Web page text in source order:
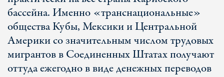
бассейна. Именно «транснациональные»
общества Кубы, Мексики и Центральной
Америки со значительным числом трудовых
мигрантов в Соединенных Штатах получают
оттуда ежегодно в виде денежных переводов